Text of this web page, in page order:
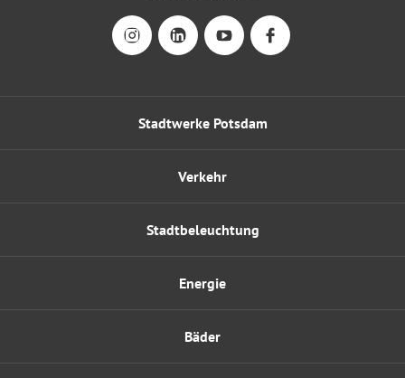
Stadtwerke Potsdam
Energie
Verkehr
Bäder
Stadtbeleuchtung